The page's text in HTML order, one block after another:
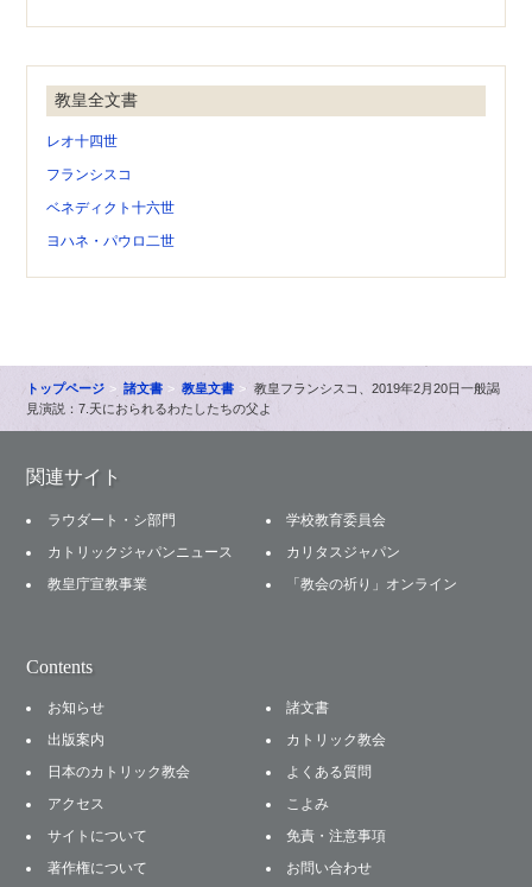
教皇全文書
レオ十四世
フランシスコ
ベネディクト十六世
ヨハネ・パウロ二世
トップページ 諸文書 教皇文書
教皇フランシスコ、2019年2月20日一般謁
見演説：7.天におられるわたしたちの父よ
関連サイト
ラウダート・シ部門
学校教育委員会
カトリックジャパンニュース
カリタスジャパン
教皇庁宣教事業
「教会の祈り」オンライン
Contents
お知らせ
諸文書
出版案内
カトリック教会
日本のカトリック教会
よくある質問
アクセス
こよみ
サイトについて
免責・注意事項
著作権について
お問い合わせ